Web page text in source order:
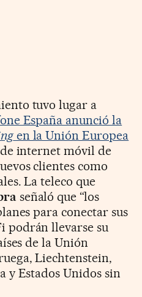
tuvo lugar a
España anunció la
en la Unión Europea
internet móvil de
clientes como
La teleco que
señaló que “los
para conectar sus
podrán llevarse su
de la Unión
Liechtenstein,
y Estados Unidos sin